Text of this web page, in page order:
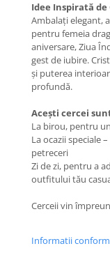
Brățări elastice cu
semiprețioase
BRĂȚĂRI DE PICIOR
Brățări de picior din
Brățări de picior din
Coliere cu mărgele
Argint
Coliere cu pietre
Idee Inspirată de
Ambalați elegant,
pentru femeia
aniversare, Ziua
gest de iubire.
și puterea
profundă.
Acești cercei
La birou, pentru
La ocazii speciale
petreceri
Zi de zi, pentru a
outfitului tău
Cerceii vin
Informatii